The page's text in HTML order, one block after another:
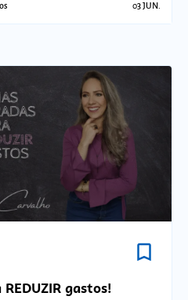
03 JUN.
bookmark_border
gastos!